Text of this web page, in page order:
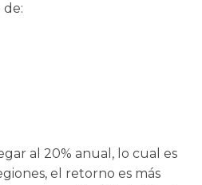
de:
al 20% anual, lo cual es
el retorno es más